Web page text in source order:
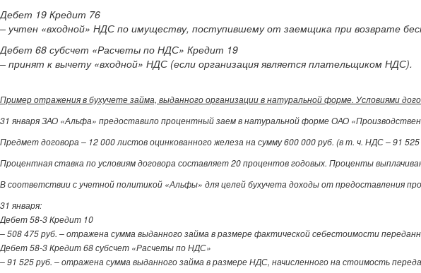
Дебет 19 Кредит 76
– учтен «входной» НДС по имуществу, поступившему от заемщика при возврате
Дебет 68 субсчет «Расчеты по НДС» Кредит 19
– принят к вычету «входной» НДС (если организация является плательщиком НДС).
Пример отражения в бухучете займа, выданного организации в натуральной форме. Условиями
31 января ЗАО «Альфа» предоставило процентный заем в натуральной форме ОАО
Предмет договора – 12 000 листов оцинкованного железа на сумму 600 000 руб. (в т. ч. НДС – 91
Процентная ставка по условиям договора составляет 20 процентов годовых. Проценты
В соответствии с учетной политикой «Альфы» для целей бухучета доходы от предоставления
31 января:
Дебет 58-3 Кредит 10
– 508 475 руб. – отражена сумма выданного займа в размере фактической себестоимости
Дебет 58-3 Кредит 68 субсчет «Расчеты по НДС»
– 91 525 руб. – отражена сумма выданного займа в размере НДС, начисленного на стоимость